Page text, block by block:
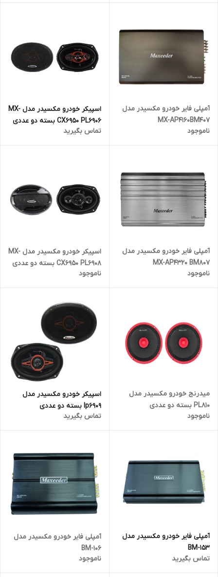
آمپلی فایر خودرو مکسیدر مدل
MX-AP4160BM407
ناموجود
اسپیکر خودرو مکسیدر مدل MX-
CX6950 PL6906 بسته دو عددی
تماس بگیرید
آمپلی فایر خودرو مکسیدر مدل
MX-AP4320 BM807
ناموجود
اسپیکر خودرو مکسیدر مدل MX-
CX6950 PL6908 بسته دو عددی
ناموجود
میدرنج خودرو مکسیدر مدل
PL810 بسته دو عددی
ناموجود
اسپیکر خودرو مکسیدر مدل
lp6909 بسته دو عددی
تماس بگیرید
آمپلی فایر خودرو مکسیدر مدل
BM-153
تماس بگیرید
آمپلی فایر خودرو مکسیدر مدل
BM-106
ناموجود